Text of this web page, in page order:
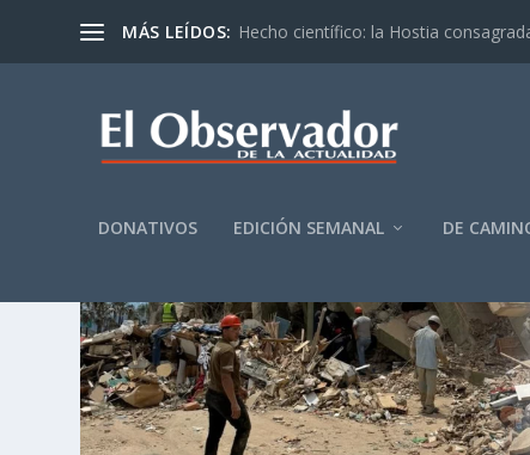
MÁS LEÍDOS: Hecho científico: la Hostia
DONATIVOS EDICIÓN SEMANAL DE